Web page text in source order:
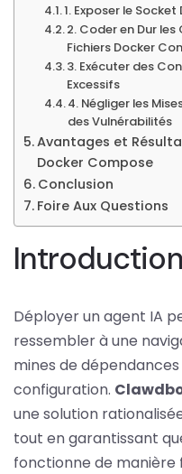
1. Exposer le
2. Coder en Dur les
Fichiers Docker
3. Exécuter des
Excessifs
4. Négliger les
des Vulnérabilités
Avantages et
Docker Compose
Conclusion
Foire Aux Questions
Introduction
Déployer un agent IA
ressembler à une
mines de
configuration.
une solution
tout en garantissant
fonctionne de manière